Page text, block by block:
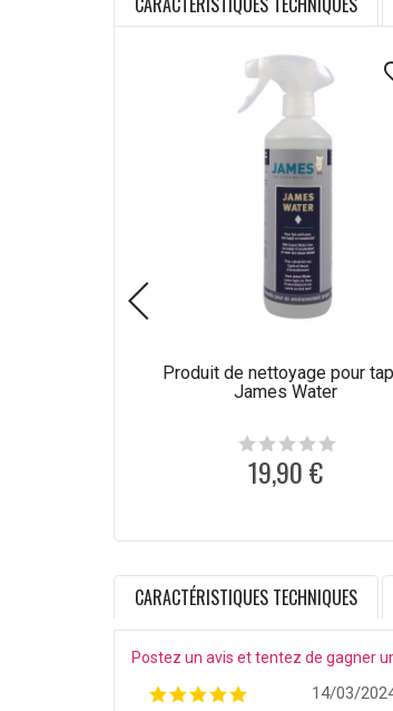
Produit de nettoyage pour
James Water
19,90 €
CARACTÉRISTIQUES TECHNIQUES
Postez un avis et tentez de gagner
14/03/